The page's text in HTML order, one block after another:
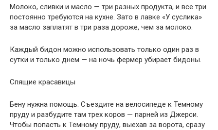
Молоко, сливки и масло — три разных продукта, и все три
постоянно требуются на кухне. Зато в лавке «У суслика»
за масло заплатят в три раза дороже, чем за молоко.
Каждый бидон можно использовать только один раз в
сутки и только днем — на ночь фермер убирает бидоны.
Спящие красавицы
Бену нужна помощь. Съездите на велосипеде к Темному
пруду и разбудите там трех коров — парней из Джерси.
Чтобы попасть к Темному пруду, выехав за ворота, сразу